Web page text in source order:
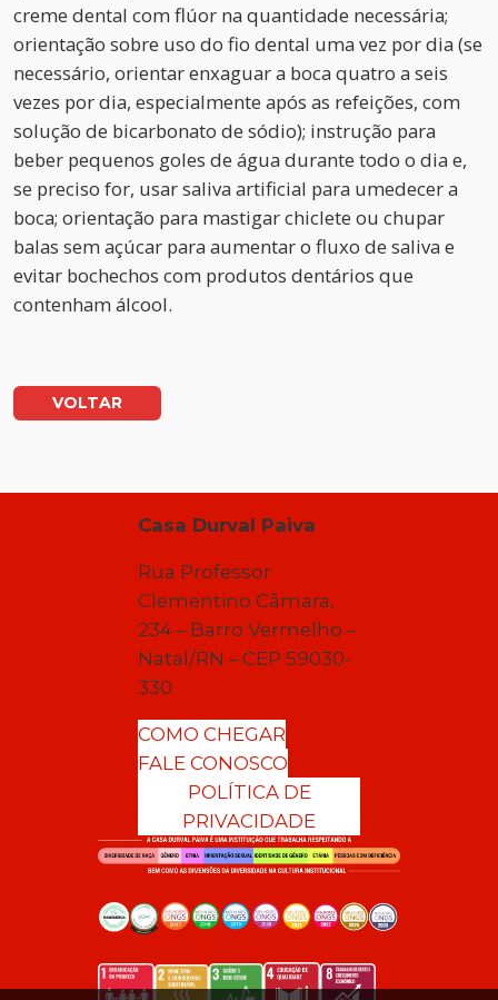
creme dental com flúor na quantidade necessária;
orientação sobre uso do fio dental uma vez por dia (se
necessário, orientar enxaguar a boca quatro a seis
vezes por dia, especialmente após as refeições, com
solução de bicarbonato de sódio); instrução para
beber pequenos goles de água durante todo o dia e,
se preciso for, usar saliva artificial para umedecer a
boca; orientação para mastigar chiclete ou chupar
balas sem açúcar para aumentar o fluxo de saliva e
evitar bochechos com produtos dentários que
contenham álcool.
VOLTAR
Casa Durval Paiva
Rua Professor
Clementino Câmara,
234 – Barro Vermelho –
Natal/RN – CEP 59030-
330
COMO CHEGAR
FALE CONOSCO
POLÍTICA DE
PRIVACIDADE